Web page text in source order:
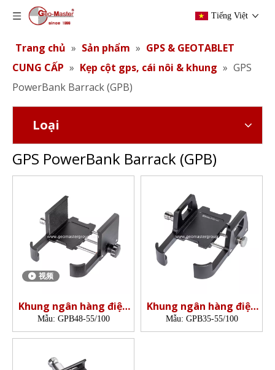
Tiếng Việt
Trang chủ » Sản phẩm » GPS & GEOTABLET
CUNG CẤP » Kẹp cột gps, cái nôi & khung » GPS
PowerBank Barrack (GPB)
Loại
GPS PowerBank Barrack (GPB)
视频
Khung ngân hàng điện
GPS (Độ sâu kẹp:
48mm; chiều rộng kẹp
55-100mm)
Mẫu: GPB48-55/100
Khung ngân hàng điện
GPS (độ sâu kẹp:
35mm; chiều rộng kẹp
Mẫu: GPB35-55/100